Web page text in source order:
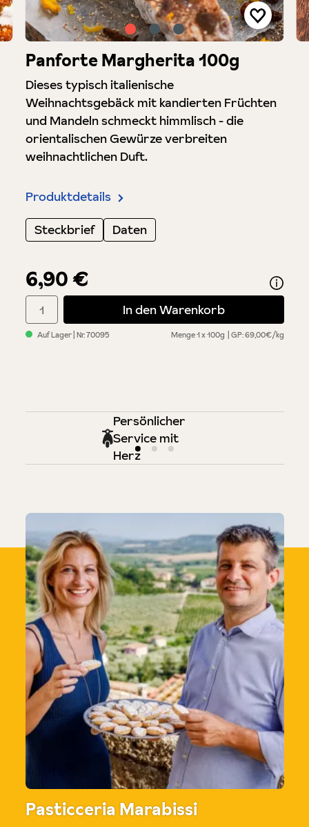
6,90 €
Panforte Margherita 100g
Dieses typisch italienische
Weihnachtsgebäck mit kandierten Früchten
und Mandeln schmeckt himmlisch - die
orientalischen Gewürze verbreiten
weihnachtlichen Duft.
Produktdetails
Steckbrief
Daten
Auf Lager | Nr.70095 Menge1 x 100g GP: 69,00€/kg
Produkt Anzahl: Gib den gewünschten Wert ein oder benutze
In den Warenkorb
Persönlicher
Service mit
Herz
Pasticceria Marabissi